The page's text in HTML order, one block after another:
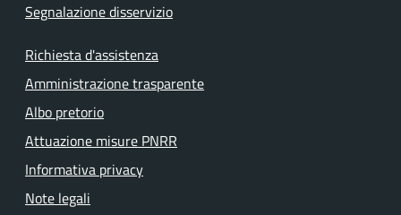
Segnalazione disservizio
Richiesta d'assistenza
Amministrazione trasparente
Albo pretorio
Attuazione misure PNRR
Informativa privacy
Note legali